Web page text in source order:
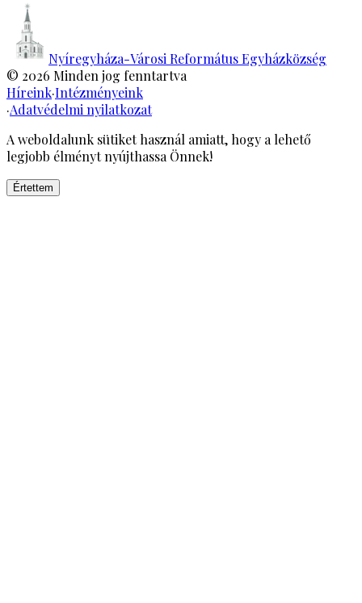
Nyíregyháza-Városi Református Egyházközség
© 2026 Minden jog fenntartva
Híreink·Intézményeink
·Adatvédelmi nyilatkozat
A weboldalunk sütiket használ amiatt, hogy a lehető
legjobb élményt nyújthassa Önnek!
Értettem